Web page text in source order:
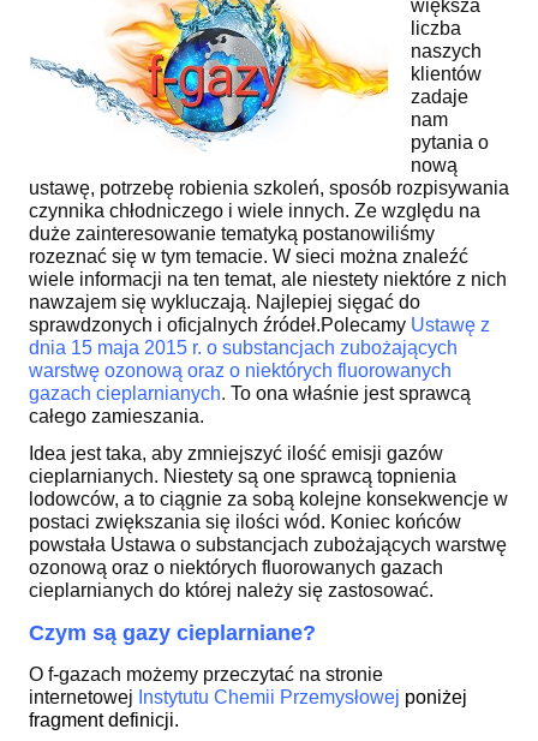
większa
liczba
naszych
klientów
zadaje
nam
pytania o
nową
ustawę, potrzebę robienia szkoleń, sposób rozpisywania
czynnika chłodniczego i wiele innych. Ze względu na
duże zainteresowanie tematyką postanowiliśmy
rozeznać się w tym temacie. W sieci można znaleźć
wiele informacji na ten temat, ale niestety niektóre z nich
nawzajem się wykluczają. Najlepiej sięgać do
sprawdzonych i oficjalnych źródeł.Polecamy Ustawę z
dnia 15 maja 2015 r. o substancjach zubożających
warstwę ozonową oraz o niektórych fluorowanych
gazach cieplarnianych. To ona właśnie jest sprawcą
całego zamieszania.
Idea jest taka, aby zmniejszyć ilość emisji gazów
cieplarnianych. Niestety są one sprawcą topnienia
lodowców, a to ciągnie za sobą kolejne konsekwencje w
postaci zwiększania się ilości wód. Koniec końców
powstała Ustawa o substancjach zubożających warstwę
ozonową oraz o niektórych fluorowanych gazach
cieplarnianych do której należy się zastosować.
Czym są gazy cieplarniane?
O f-gazach możemy przeczytać na stronie
internetowej nstytutu Chemii Przemysłowej poniżej
fragment definicji.